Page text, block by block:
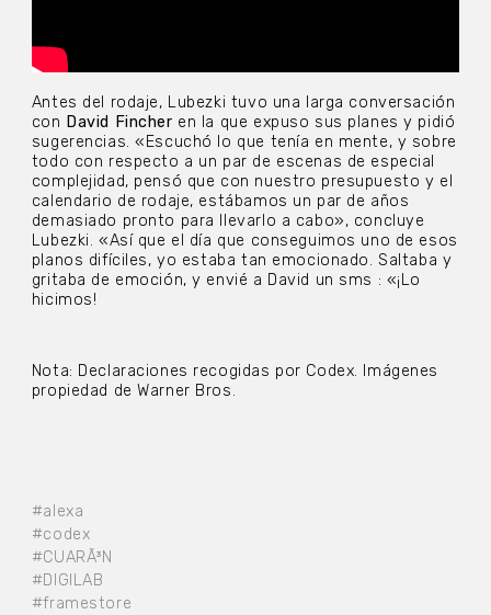
#alexa
#codex
#CUARÃ³N
#DIGILAB
#framestore
Antes del rodaje, Lubezki tuvo una larga conversación
con David Fincher en la que expuso sus planes y pidió
sugerencias. «Escuchó lo que tenía en mente, y sobre
todo con respecto a un par de escenas de especial
complejidad, pensó que con nuestro presupuesto y el
calendario de rodaje, estábamos un par de años
demasiado pronto para llevarlo a cabo», concluye
Lubezki. «Así que el día que conseguimos uno de esos
planos difíciles, yo estaba tan emocionado. Saltaba y
gritaba de emoción, y envié a David un sms : «¡Lo
hicimos!
Nota: Declaraciones recogidas por Codex. Imágenes
propiedad de Warner Bros.